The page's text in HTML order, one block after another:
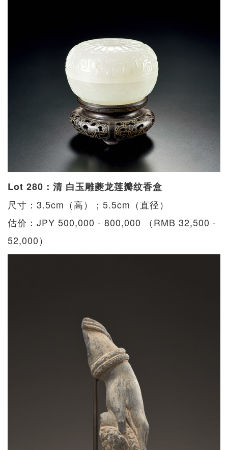
Lot 280：清 白玉雕夔龙莲瓣纹香盒
尺寸：3.5cm（高）；5.5cm（直径）
估价：JPY 500,000 - 800,000 （RMB 32,500 -
52,000）